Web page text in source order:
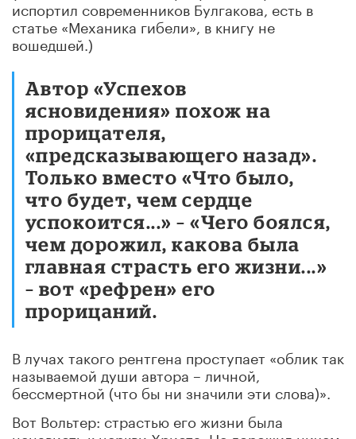
испортил современников Булгакова, есть в
статье «Механика гибели», в книгу не
вошедшей.)
Автор «Успехов
ясновидения» похож на
прорицателя,
«предсказывающего назад».
Только вместо «Что было,
что будет, чем сердце
успокоится...» – «Чего боялся,
чем дорожил, какова была
главная страсть его жизни...»
– вот «рефрен» его
прорицаний.
В лучах такого рентгена проступает «облик так
называемой души автора – личной,
бессмертной (что бы ни значили эти слова)».
Вот Вольтер: страстью его жизни была